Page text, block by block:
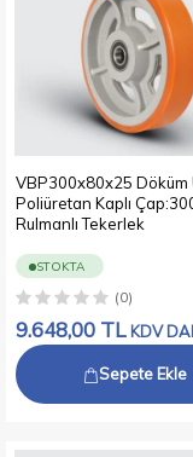
VBP300x80x25 Döküm
Poliüretan Kaplı
Rulmanlı Tekerlek
STOKTA
(0)
9.648,00 TL KDV
Sepete Ekle